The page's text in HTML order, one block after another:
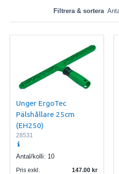
Filtrera & sortera
Unger ErgoTec
Pälshållare 25cm
(EH250)
28531
Antal/kolli: 10
Pris exkl.
147.00